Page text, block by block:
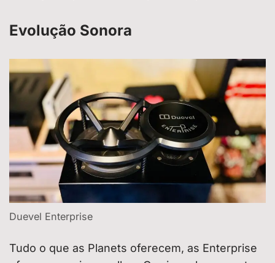
Evolução Sonora
Duevel Enterprise
Tudo o que as Planets oferecem, as Enterprise